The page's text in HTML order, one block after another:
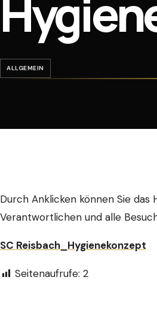
ALLGEMEIN
Durch Anklicken können Sie das
Verantwortlichen und alle
SC Reisbach_Hygienekonzept
Seitenaufrufe: 2